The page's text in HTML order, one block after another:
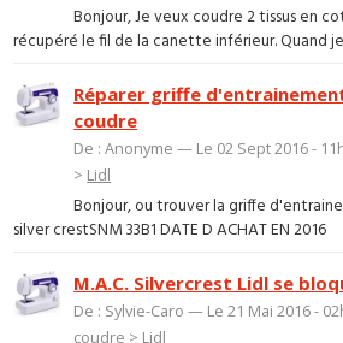
Bonjour, Je veux coudre 2 tissus en
récupéré le fil de la canette inférieur. Quand
Réparer griffe
coudre
De : Anonyme — Le 02 Sept 2016 -
> Lidl
Bonjour, ou trouver la griffe
silver crestSNM 33B1 DATE D ACHAT EN 2016
M.A.C. Silvercrest Lidl se
De : Sylvie-Caro — Le 21 Mai 2016 -
coudre > Lidl